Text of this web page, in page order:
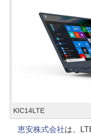
KIC14LTE
恵安株式会社は、